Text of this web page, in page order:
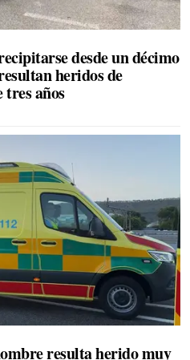
desde un décimo
heridos de
tres años
resulta herido muy